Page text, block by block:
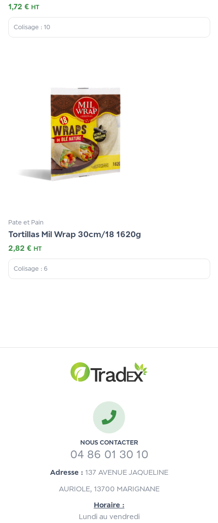
1,72 € HT
Colisage : 10
Pate et Pain
Tortillas Mil Wrap 30cm/18 1620g
2,82 € HT
Colisage : 6
NOUS CONTACTER
04 86 01 30 10
Adresse : 137 AVENUE JAQUELINE
AURIOLE, 13700 MARIGNANE
Horaire :
Lundi au vendredi